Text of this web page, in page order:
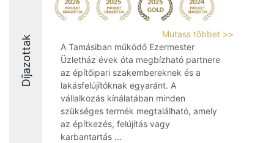
Díjazottak
Mutass többet >>
A Tamásiban működő Ezermester
Üzletház évek óta megbízható partnere
az építőipari szakembereknek és a
lakásfelújítóknak egyaránt. A
vállalkozás kínálatában minden
szükséges termék megtalálható, amely
az építkezés, felújítás vagy
karbantartás ...